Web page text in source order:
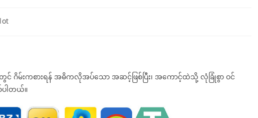
ဂိမ်းကစားရန် အဓိကလိုအပ်သော အဆင့်ဖြစ်ပြီး၊ အကောင့်ထဲသို့ လုံခြုံစွာ ဝင်
ပါတယ်။